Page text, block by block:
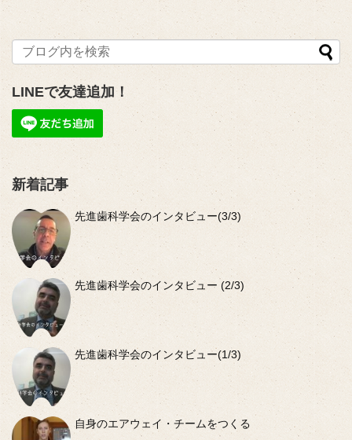
LINEで友達追加！
新着記事
先進歯科学会のインタビュー(3/3)
先進歯科学会のインタビュー (2/3)
先進歯科学会のインタビュー(1/3)
自身のエアウェイ・チームをつくる